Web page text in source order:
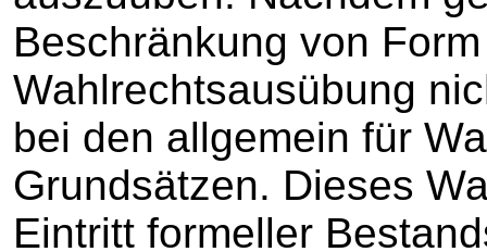
Beschränkung von
Wahlrechtsausübung
bei den allgemein für
Grundsätzen. Dieses
Eintritt formeller